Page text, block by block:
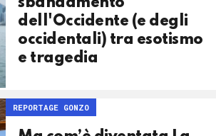
dell'Occidente (e degli
occidentali) tra esotismo
e tragedia
REPORTAGE GONZO